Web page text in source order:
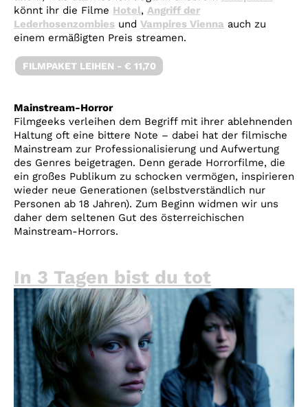
könnt ihr die Filme Hotel, Angriff der
Lederhosenzombies und Vampires Vienna auch zu
einem ermäßigten Preis streamen.
FILMPAKET LEIHEN - € 11,70
Mainstream-Horror
Filmgeeks verleihen dem Begriff mit ihrer ablehnenden
Haltung oft eine bittere Note – dabei hat der filmische
Mainstream zur Professionalisierung und Aufwertung
des Genres beigetragen. Denn gerade Horrorfilme, die
ein großes Publikum zu schocken vermögen, inspirieren
wieder neue Generationen (selbstverständlich nur
Personen ab 18 Jahren). Zum Beginn widmen wir uns
daher dem seltenen Gut des österreichischen
Mainstream-Horrors.
In 3 Tagen bist du tot